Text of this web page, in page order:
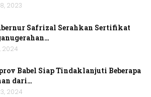
2023
Safrizal Serahkan Sertifikat
2024
Babel Siap Tindaklanjuti Beberapa
dari…
2024